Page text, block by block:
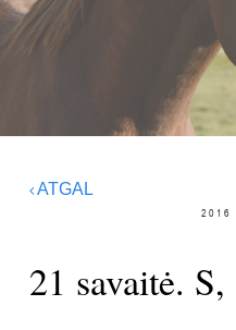
ATGAL
2016
21 savaitė.